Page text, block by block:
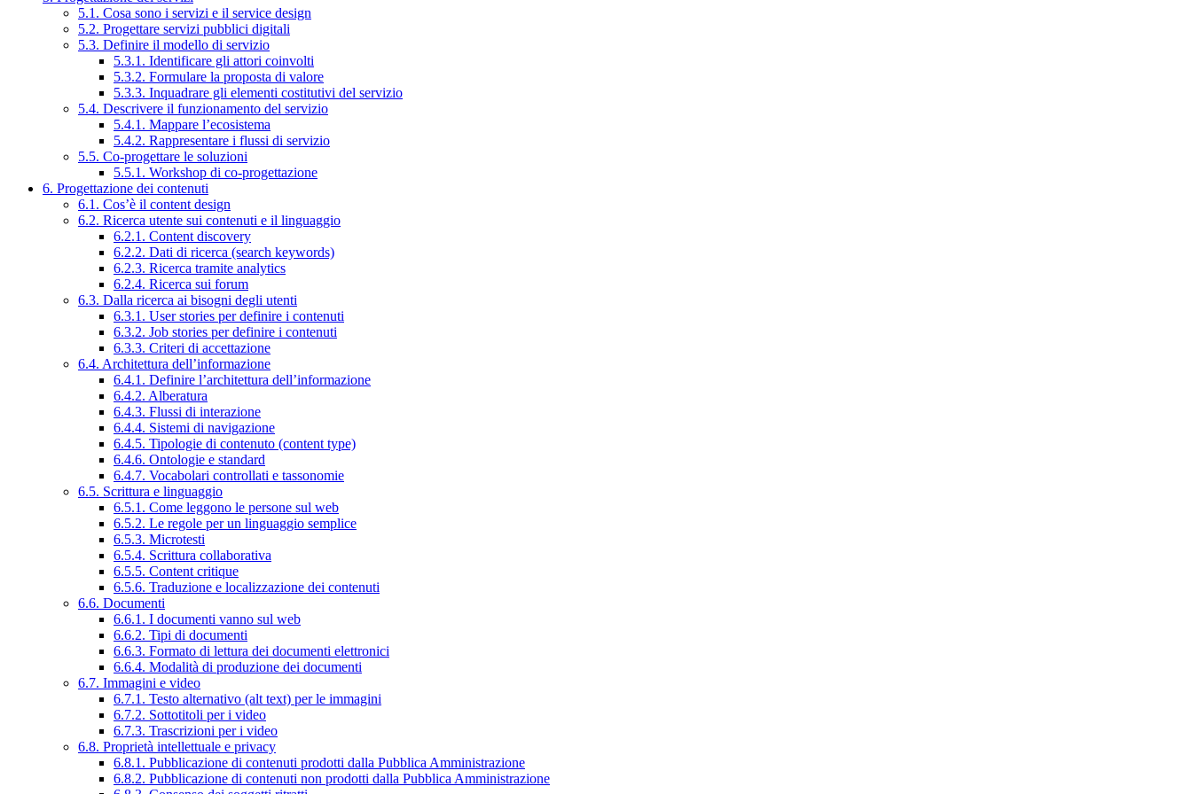
5.1. Cosa sono i servizi e il service design
5.2. Progettare servizi pubblici digitali
5.3. Definire il modello di servizio
5.3.1. Identificare gli attori coinvolti
5.3.2. Formulare la proposta di valore
5.3.3. Inquadrare gli elementi costitutivi del servizio
5.4. Descrivere il funzionamento del servizio
5.4.1. Mappare l’ecosistema
5.4.2. Rappresentare i flussi di servizio
5.5. Co-progettare le soluzioni
5.5.1. Workshop di co-progettazione
6. Progettazione dei contenuti
6.1. Cos’è il content design
6.2. Ricerca utente sui contenuti e il linguaggio
6.2.1. Content discovery
6.2.2. Dati di ricerca (search keywords)
6.2.3. Ricerca tramite analytics
6.2.4. Ricerca sui forum
6.3. Dalla ricerca ai bisogni degli utenti
6.3.1. User stories per definire i contenuti
6.3.2. Job stories per definire i contenuti
6.3.3. Criteri di accettazione
6.4. Architettura dell’informazione
6.4.1. Definire l’architettura dell’informazione
6.4.2. Alberatura
6.4.3. Flussi di interazione
6.4.4. Sistemi di navigazione
6.4.5. Tipologie di contenuto (content type)
6.4.6. Ontologie e standard
6.4.7. Vocabolari controllati e tassonomie
6.5. Scrittura e linguaggio
6.5.1. Come leggono le persone sul web
6.5.2. Le regole per un linguaggio semplice
6.5.3. Microtesti
6.5.4. Scrittura collaborativa
6.5.5. Content critique
6.5.6. Traduzione e localizzazione dei contenuti
6.6. Documenti
6.6.1. I documenti vanno sul web
6.6.2. Tipi di documenti
6.6.3. Formato di lettura dei documenti elettronici
6.6.4. Modalità di produzione dei documenti
6.7. Immagini e video
6.7.1. Testo alternativo (alt text) per le immagini
6.7.2. Sottotitoli per i video
6.7.3. Trascrizioni per i video
6.8. Proprietà intellettuale e privacy
6.8.1. Pubblicazione di contenuti prodotti dalla Pubblica Amministrazione
6.8.2. Pubblicazione di contenuti non prodotti dalla Pubblica Amministrazione